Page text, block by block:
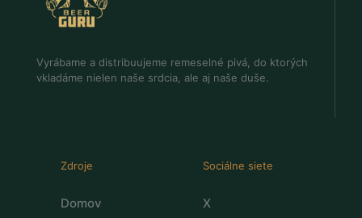
Vyrábame a distribuujeme remeselné pivá, do ktorých
vkladáme nielen naše srdcia, ale aj naše duše.
Zdroje
Domov
Sociálne siete
X